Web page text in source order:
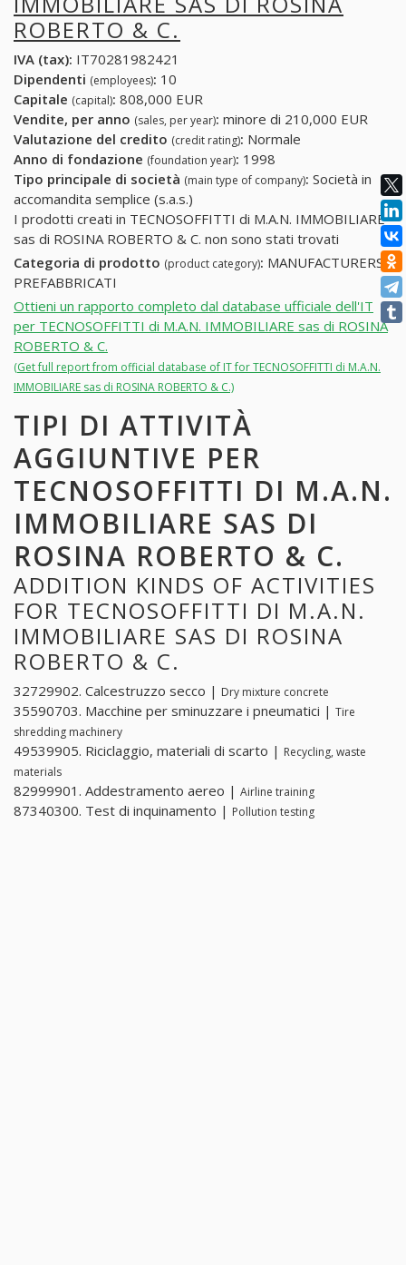
ROBERTO & C.
IVA (tax): IT70281982421
Dipendenti (employees): 10
Capitale (capital): 808,000 EUR
Vendite, per anno (sales, per year): minore di 210,000 EUR
Valutazione del credito (credit rating): Normale
Anno di fondazione (foundation year): 1998
Tipo principale di società (main type of company): Società in
accomandita semplice (s.a.s.)
I prodotti creati in TECNOSOFFITTI di M.A.N. IMMOBILIARE
sas di ROSINA ROBERTO & C. non sono stati trovati
Categoria di prodotto (product category): MANUFACTURERS:
PREFABBRICATI
Ottieni un rapporto completo dal database ufficiale dell'IT
per TECNOSOFFITTI di M.A.N. IMMOBILIARE sas di ROSINA
ROBERTO & C.
(Get full report from official database of IT for TECNOSOFFITTI di M.A.N.
IMMOBILIARE sas di ROSINA ROBERTO & C.)
TIPI DI ATTIVITÀ
AGGIUNTIVE PER
TECNOSOFFITTI DI M.A.N.
IMMOBILIARE SAS DI
ROSINA ROBERTO & C.
ADDITION KINDS OF ACTIVITIES
FOR TECNOSOFFITTI DI M.A.N.
IMMOBILIARE SAS DI ROSINA
ROBERTO & C.
32729902. Calcestruzzo secco | Dry mixture concrete
35590703. Macchine per sminuzzare i pneumatici | Tire
shredding machinery
49539905. Riciclaggio, materiali di scarto | Recycling, waste
materials
82999901. Addestramento aereo | Airline training
87340300. Test di inquinamento | Pollution testing